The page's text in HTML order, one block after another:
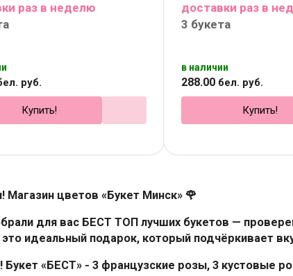
раз в неделю
руб.
Купить!
доставки раз в
3 букета
в наличии
288.00бел. руб.
Купить!
Магазин цветов «Букет Минск» 🌹
для вас БЕСТ ТОП лучших букетов —
это идеальный подарок, который подчёркивает
Букет «БЕСТ» - 3 французские розы, 3 кустовые